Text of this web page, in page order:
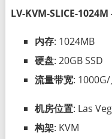
LV-KVM-SLICE-
内存: 1024MB
硬盘: 20GB SSD
流量带宽:
机房位置: Las
构架: KVM